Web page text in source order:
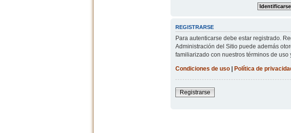
REGISTRARSE
Para autenticarse debe estar registrado.
Administración del Sitio puede además
familiarizado con nuestros términos de
Condiciones de uso| Política de
Registrarse